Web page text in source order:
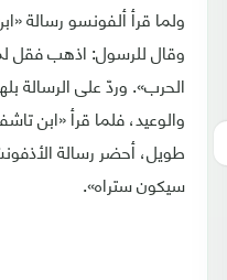
ولما قرأ ألفونسو رسالة
وقال للرسول: اذهب فقل
الحرب». وردّ على الرسالة
والوعيد، فلما قرأ «ابن
طويل، أحضر رسالة
سيكون ستراه».